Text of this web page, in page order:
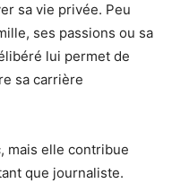
sa vie privée. Peu
ses passions ou sa
lui permet de
sa carrière
mais elle contribue
que journaliste.